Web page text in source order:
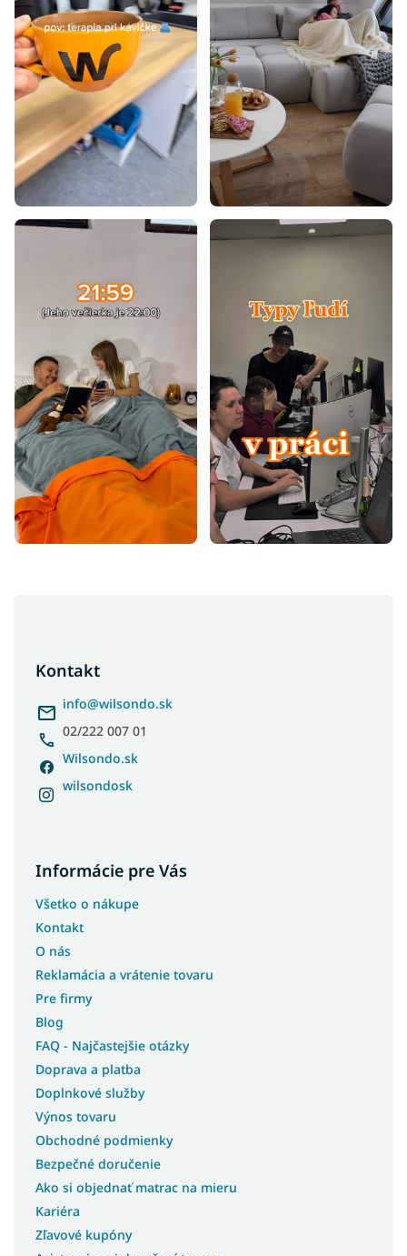
Kontakt
info@wilsondo.sk
02/222 007 01
Wilsondo.sk
wilsondosk
Informácie pre Vás
Všetko o nákupe
Kontakt
O nás
Reklamácia a vrátenie tovaru
Pre firmy
Blog
FAQ - Najčastejšie otázky
Doprava a platba
Doplnkové služby
Výnos tovaru
Obchodné podmienky
Bezpečné doručenie
Ako si objednať matrac na mieru
Kariéra
Zľavové kupóny